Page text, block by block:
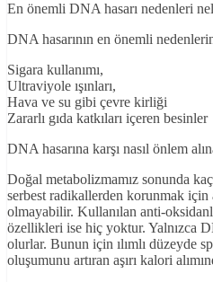
En önemli DNA hasarı nedenleri
DNA hasarının en önemli
Sigara kullanımı,
Ultraviyole ışınları,
Hava ve su gibi çevre kirliği
Zararlı gıda katkıları içeren besinler
DNA hasarına karşı nasıl önlem
Doğal metabolizmamız sonunda
serbest radikallerden korunmak için
olmayabilir. Kullanılan anti-
özellikleri ise hiç yoktur. Yalnızca
olurlar. Bunun için ılımlı düzeyde
oluşumunu artıran aşırı kalori